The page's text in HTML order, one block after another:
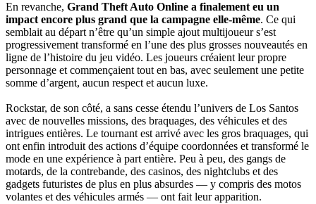
En revanche, Grand Theft Auto Online a finalement eu un
impact encore plus grand que la campagne elle-même. Ce qui
semblait au départ n’être qu’un simple ajout multijoueur s’est
progressivement transformé en l’une des plus grosses nouveautés en
ligne de l’histoire du jeu vidéo. Les joueurs créaient leur propre
personnage et commençaient tout en bas, avec seulement une petite
somme d’argent, aucun respect et aucun luxe.
Rockstar, de son côté, a sans cesse étendu l’univers de Los Santos
avec de nouvelles missions, des braquages, des véhicules et des
intrigues entières. Le tournant est arrivé avec les gros braquages, qui
ont enfin introduit des actions d’équipe coordonnées et transformé le
mode en une expérience à part entière. Peu à peu, des gangs de
motards, de la contrebande, des casinos, des nightclubs et des
gadgets futuristes de plus en plus absurdes — y compris des motos
volantes et des véhicules armés — ont fait leur apparition.